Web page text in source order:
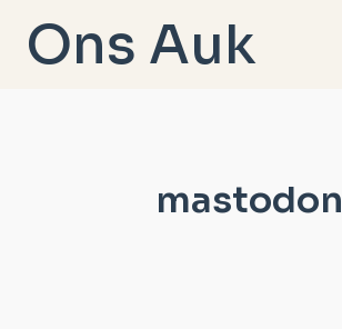
naarOns Auk
mastodon